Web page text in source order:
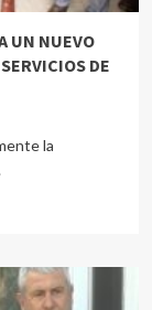
UN NUEVO
DE
la